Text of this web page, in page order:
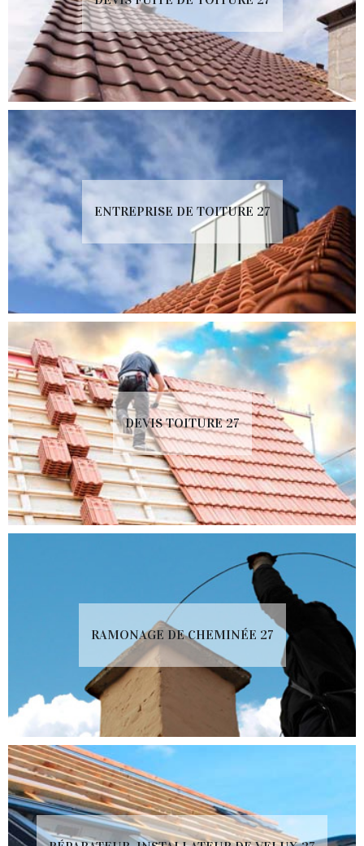
ENTREPRISE DE TOITURE 27
DEVIS TOITURE 27
RAMONAGE DE CHEMINÉE 27